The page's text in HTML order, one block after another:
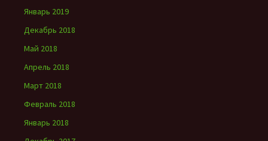
Январь 2019
Декабрь 2018
Май 2018
Апрель 2018
Март 2018
Февраль 2018
Январь 2018